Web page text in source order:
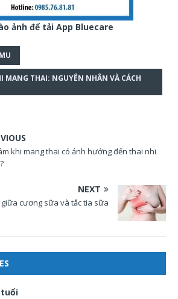
ảnh để tải App Bluecare
MANG THAI: NGUYÊN NHÂN VÀ CÁCH
khi mang thai có ảnh hưởng đến thai nhi
NEXT
cương sữa và tắc tia sữa
tuổi